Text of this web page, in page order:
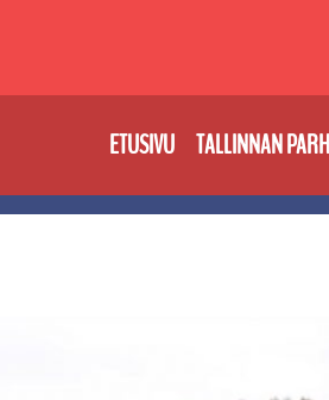
ETUSIVU TALLINNAN